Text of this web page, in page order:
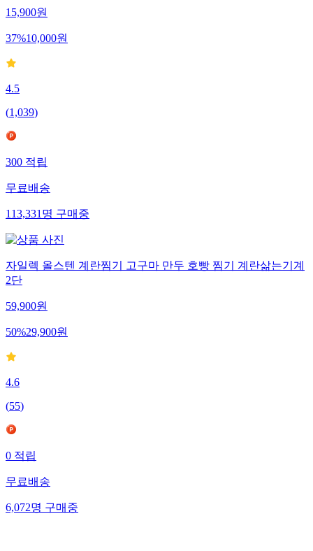
15,900원
37%10,000원
4.5
(1,039)
300 적립
무료배송
113,331 명 구매중
자일렉 올스텐 계란찜기 고구마 만두 호빵 찜기 계란삶는기계
2단
59,900원
50%29,900원
4.6
(55)
0 적립
무료배송
6,072명 구매중